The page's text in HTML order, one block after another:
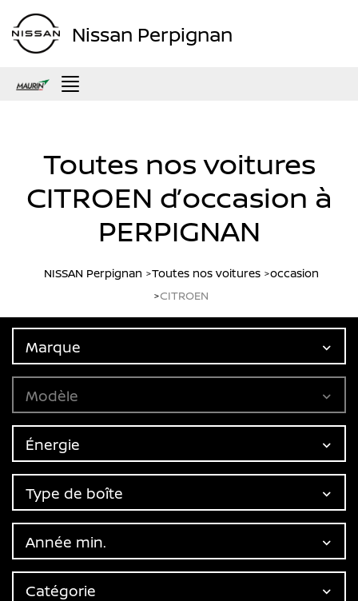
Nissan Perpignan
Menu
Toutes nos voitures
CITROEN d’occasion à
PERPIGNAN
NISSAN Perpignan Toutes nos voitures
occasion
CITROEN
Marque
Modèle
Énergie
Type de boîte
Année min.
Catégorie